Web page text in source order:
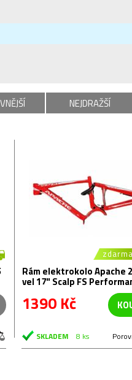
NEJDRAŽŠÍ
zdarma
Rám elektrokolo Apache
vel 17" Scalp FS
1390 Kč
SKLADEM 8 ks